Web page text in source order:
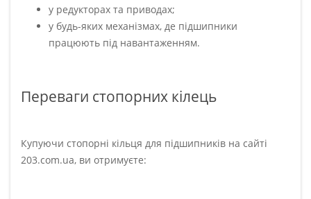
у редукторах та приводах;
у будь-яких механізмах, де підшипники
працюють під навантаженням.
Переваги стопорних кілець
Купуючи стопорні кільця для підшипників на сайті
203.com.ua, ви отримуєте: